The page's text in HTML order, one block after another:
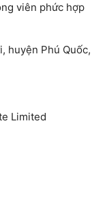
viên phức hợp
huyện Phú Quốc,
Limited